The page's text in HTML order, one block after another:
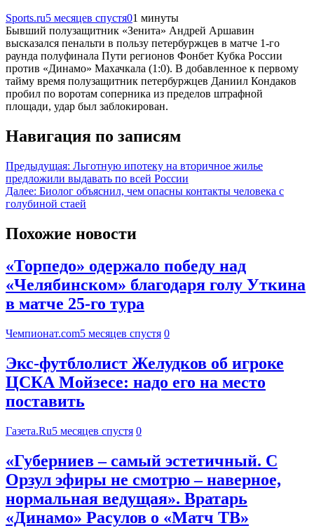
Sports.ru5 месяцев спустя01 минуты
Бывший полузащитник «Зенита» Андрей Аршавин
высказался пенальти в пользу петербуржцев в матче 1-го
раунда полуфинала Пути регионов Фонбет Кубка России
против «Динамо» Махачкала (1:0). В добавленное к первому
тайму время полузащитник петербуржцев Даниил Кондаков
пробил по воротам соперника из пределов штрафной
площади, удар был заблокирован.
Навигация по записям
Предыдущая: Льготную ипотеку на вторичное жилье
предложили выдавать по всей России
Далее: Биолог объяснил, чем опасны контакты человека с
голубиной стаей
Похожие новости
«Торпедо» одержало победу над
«Челябинском» благодаря голу Уткина
в матче 25-го тура
Чемпионат.com5 месяцев спустя 0
Экс-футблолист Желудков об игроке
ЦСКА Мойзесе: надо его на место
поставить
Газета.Ru5 месяцев спустя 0
«Губерниев – самый эстетичный. С
Орзул эфиры не смотрю – наверное,
нормальная ведущая». Вратарь
«Динамо» Расулов о «Матч ТВ»